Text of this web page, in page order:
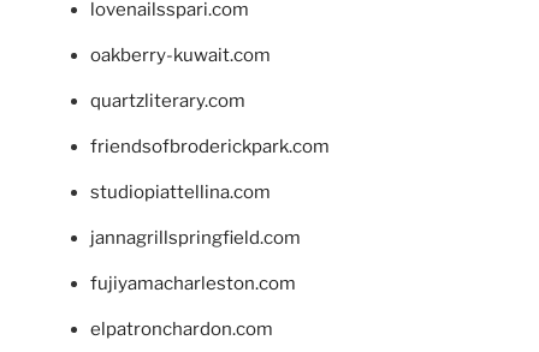
lovenailsspari.com
oakberry-kuwait.com
quartzliterary.com
friendsofbroderickpark.com
studiopiattellina.com
jannagrillspringfield.com
fujiyamacharleston.com
elpatronchardon.com